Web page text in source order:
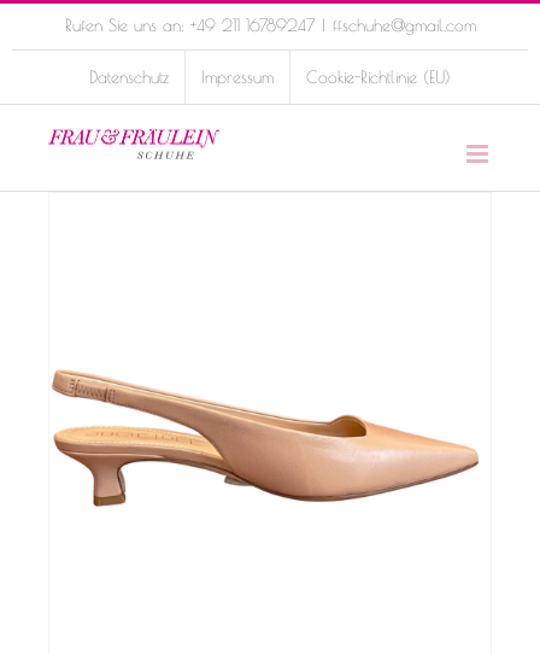
to
Rufen Sie uns an: +49 211 16789247 | ffschuhe@gmail.com
Datenschutz Impressum Cookie-Richtlinie (EU)